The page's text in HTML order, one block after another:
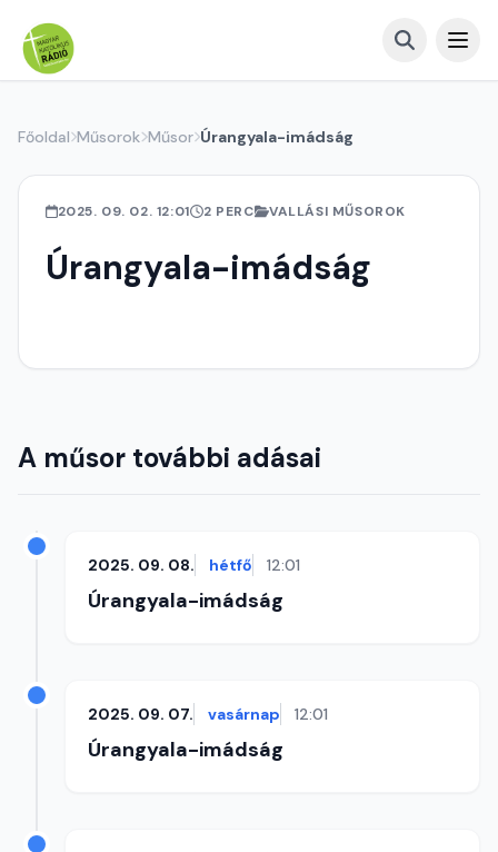
Főoldal Műsorok Műsor Úrangyala-imádság
2025. 09. 02. 12:01 2 PERC VALLÁSI MŰSOROK
Úrangyala-imádság
A műsor további adásai
2025. 09. 08. hétfő 12:01
Úrangyala-imádság
2025. 09. 07. vasárnap 12:01
Úrangyala-imádság